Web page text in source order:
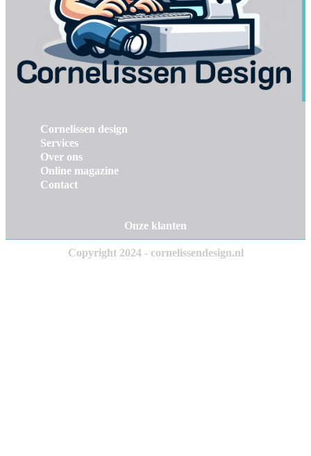
Cornelissen design
Services
Over ons
Online magazine
Contact
Onze klanten
Copyright 2024 - cornelissendesign.nl